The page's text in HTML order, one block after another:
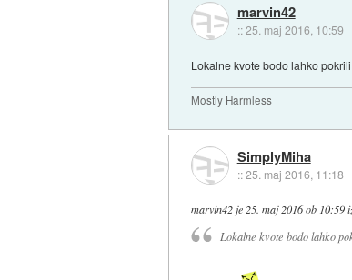
marvin42
::25. maj 2016, 10:59
Lokalne kvote bodo lahko
Mostly Harmless
SimplyMiha
::25. maj 2016, 11:18
marvin42 je 25. maj 2016 ob 10:59
Lokalne kvote bodo lahko